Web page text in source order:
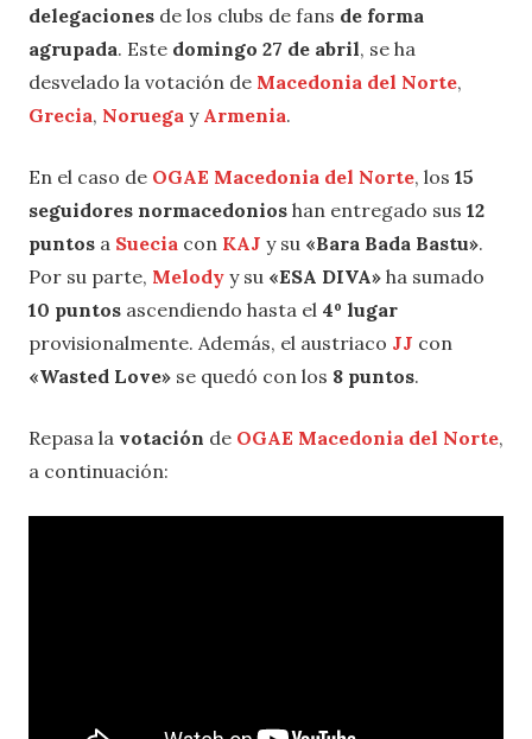
delegaciones de los clubs de fans de forma
agrupada. Este domingo 27 de abril, se ha
desvelado la votación de Macedonia del Norte,
Grecia, Noruega y Armenia.
En el caso de OGAE Macedonia del Norte, los 15
seguidores normacedonios han entregado sus 12
puntos a Suecia con KAJ y su «Bara Bada Bastu».
Por su parte, Melody y su «ESA DIVA» ha sumado
10 puntos ascendiendo hasta el 4º lugar
provisionalmente. Además, el austriaco JJ con
«Wasted Love» se quedó con los 8 puntos.
Repasa la votación de OGAE Macedonia del Norte,
a continuación: